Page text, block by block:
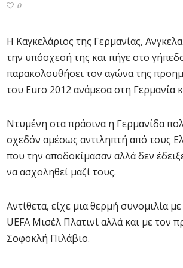
0
Η Καγκελάριος της Γερμανίας,
την υπόσχεσή της και πήγε στο
παρακολουθήσει τον αγώνα της
του Euro 2012 ανάμεσα στη Γερμανία
Ντυμένη στα πράσινα η Γερμανίδα
σχεδόν αμέσως αντιληπτή από τους
που την αποδοκίμασαν αλλά δεν
να ασχοληθεί μαζί τους.
Αντίθετα, είχε μια θερμή συνομιλία
UEFA Mισέλ Πλατινί αλλά και με τον
Σοφοκλή Πιλάβιο.